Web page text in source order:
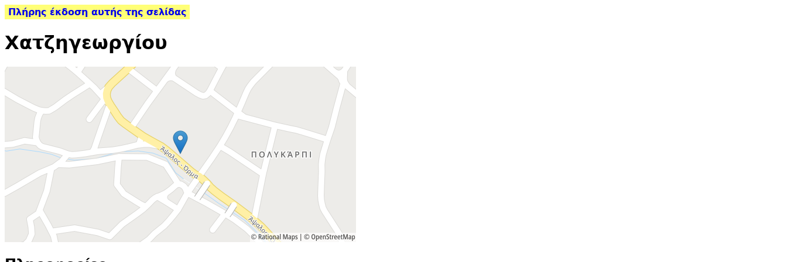
Πλήρης έκδοση αυτής της σελίδας
Χατζηγεωργίου